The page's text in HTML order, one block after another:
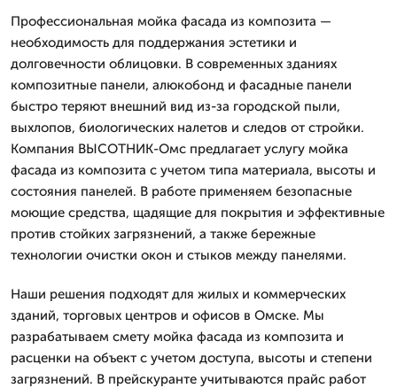
Профессиональная мойка фасада из композита —
необходимость для поддержания эстетики и
долговечности облицовки. В современных зданиях
композитные панели, алюкобонд и фасадные панели
быстро теряют внешний вид из-за городской пыли,
выхлопов, биологических налетов и следов от стройки.
Компания ВЫСОТНИК-Омс предлагает услугу мойка
фасада из композита с учетом типа материала, высоты и
состояния панелей. В работе применяем безопасные
моющие средства, щадящие для покрытия и эффективные
против стойких загрязнений, а также бережные
технологии очистки окон и стыков между панелями.
Наши решения подходят для жилых и коммерческих
зданий, торговых центров и офисов в Омске. Мы
разрабатываем смету мойка фасада из композита и
расценки на объект с учетом доступа, высоты и степени
загрязнений. В прейскуранте учитываются прайс работ